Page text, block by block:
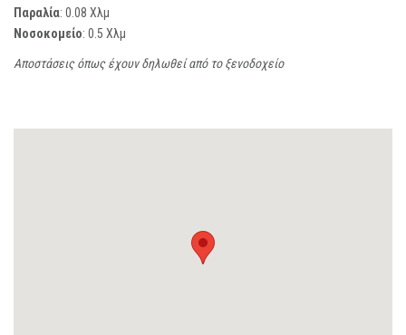
Παραλία: 0.08 Χλμ
Νοσοκομείο: 0.5 Χλμ
Αποστάσεις όπως έχουν δηλωθεί από το ξενοδοχείο